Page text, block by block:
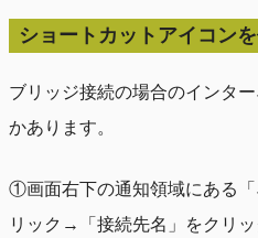
ショートカットアイコン
ブリッジ接続の場合のインタ
かあります。
①画面右下の通知領域にある
リック→「接続先名」をクリ